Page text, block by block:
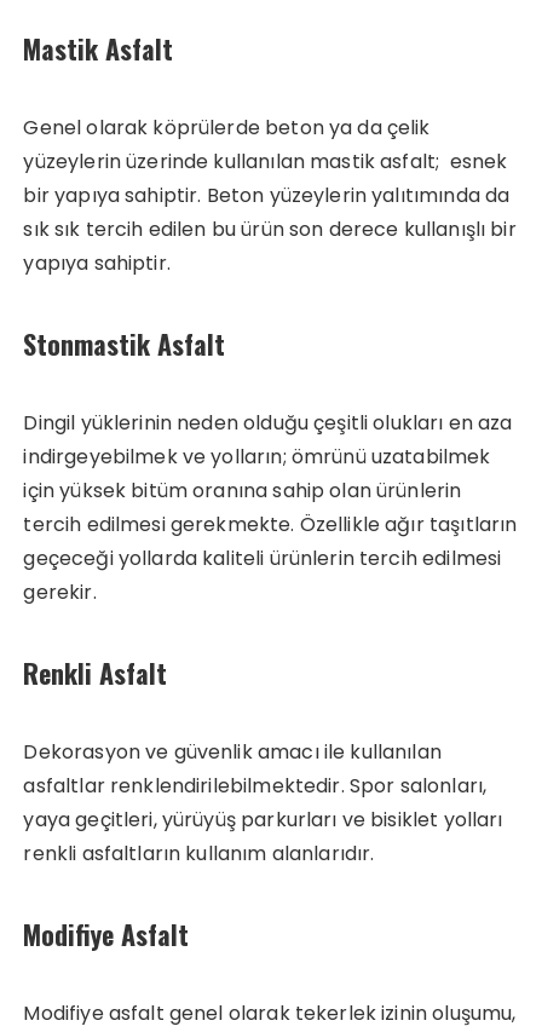
Mastik Asfalt
Genel olarak köprülerde beton ya da çelik
yüzeylerin üzerinde kullanılan mastik asfalt; esnek
bir yapıya sahiptir. Beton yüzeylerin yalıtımında da
sık sık tercih edilen bu ürün son derece kullanışlı bir
yapıya sahiptir.
Stonmastik Asfalt
Dingil yüklerinin neden olduğu çeşitli olukları en aza
indirgeyebilmek ve yolların; ömrünü uzatabilmek
için yüksek bitüm oranına sahip olan ürünlerin
tercih edilmesi gerekmekte. Özellikle ağır taşıtların
geçeceği yollarda kaliteli ürünlerin tercih edilmesi
gerekir.
Renkli Asfalt
Dekorasyon ve güvenlik amacı ile kullanılan
asfaltlar renklendirilebilmektedir. Spor salonları,
yaya geçitleri, yürüyüş parkurları ve bisiklet yolları
renkli asfaltların kullanım alanlarıdır.
Modifiye Asfalt
Modifiye asfalt genel olarak tekerlek izinin oluşumu,